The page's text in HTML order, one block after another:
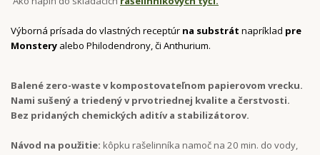
Výborná prísada do vlastných receptúr na substrát napríklad pre
Monstery alebo Philodendrony, či Anthurium.
Balené zero-waste v kompostovateľnom papierovom vrecku.
Nami sušený a triedený v prvotriednej kvalite a čerstvosti.
Bez pridaných chemických aditív a stabilizátorov.
Návod na použitie: kôpku rašelinníka namoč na 20 min. do vody,